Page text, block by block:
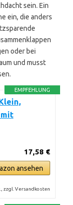
sein. Ein
ein, die anders
oder bei
und musst
EMPFEHLUNG
mit
17,58 €
ansehen
zzgl. Versandkosten